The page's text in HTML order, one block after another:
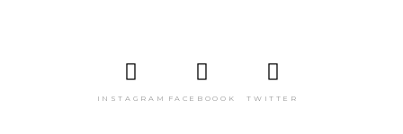
INSTAGRAM FACEBOOOK TWITTER